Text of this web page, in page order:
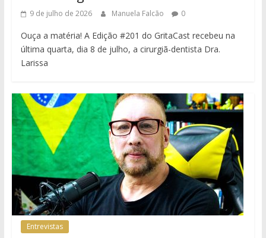
9 de julho de 2026 Manuela Falcão 0
Ouça a matéria! A Edição #201 do GritaCast recebeu na
última quarta, dia 8 de julho, a cirurgiã-dentista Dra.
Larissa
Entrevistas